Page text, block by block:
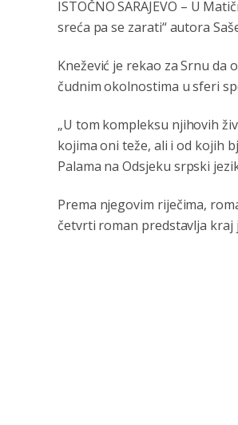
ISTOČNO SARAJEVO – U
sreća pa se zarati“ autora
Knežević je rekao za Srnu da
čudnim okolnostima u sferi
„U tom kompleksu njihovih
kojima oni teže, ali i od kojih
Palama na Odsjeku srpski
Prema njegovim riječima,
četvrti roman predstavlja kraj